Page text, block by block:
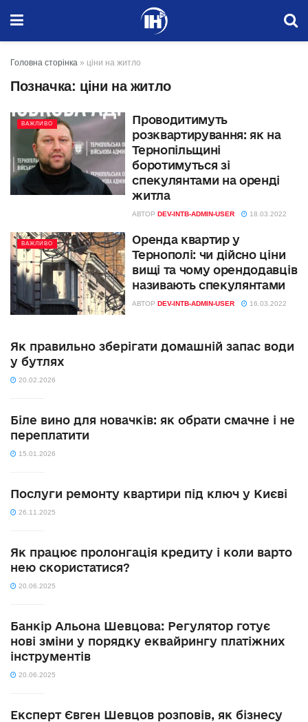
Головна сторінка » ціни на житло
Позначка: ціни на житло
ВАЖЛИВО
Проводитимуть
розквартирування: як на
Тернопільщині
боротимуться зі
спекулянтами на оренді
житла
АВТОР DEV-INTB-ADMIN-USER 18.03.2022
ВАЖЛИВО
Оренда квартир у
Тернополі: чи дійсно ціни
вищі та чому орендодавців
називають спекулянтами
АВТОР DEV-INTB-ADMIN-USER 16.03.2022
Як правильно зберігати домашній запас води
у бутлях
20.02.2026
Біле вино для новачків: як обрати смачне і не
переплатити
15.01.2026
Послуги ремонту квартири під ключ у Києві
26.11.2025
Як працює пролонгація кредиту і коли варто
нею скористатися?
20.06.2025
Банкір Альона Шевцова: Регулятор готує
нові зміни у порядку еквайрингу платіжних
інструментів
20.06.2025
Експерт Євген Шевцов розповів, як бізнесу